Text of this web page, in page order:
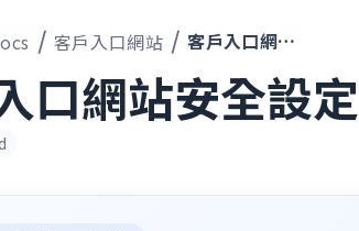
客戶入口網站 客戶入口網站安全設定
口網站安全設定